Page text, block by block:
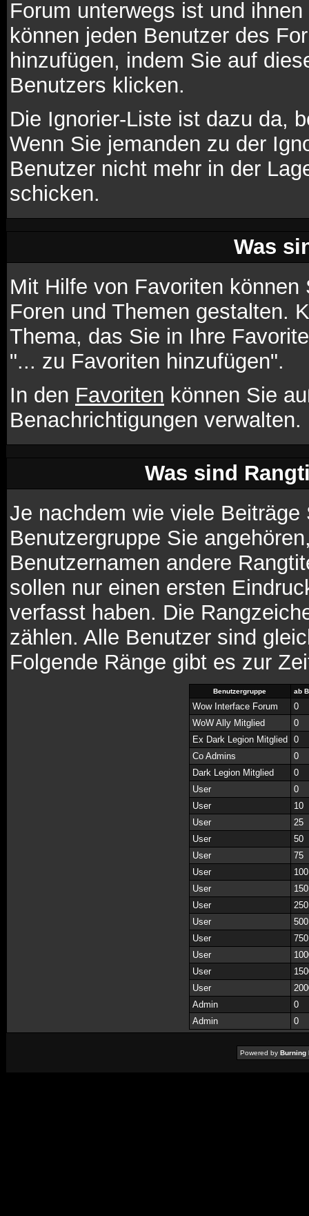
Forum unterwegs ist und
können jeden Benutzer des
hinzufügen, indem Sie auf
Benutzers klicken.
Die Ignorier-Liste ist dazu da,
Wenn Sie jemanden zu der
Benutzer nicht mehr in der
schicken.
Was
Mit Hilfe von Favoriten
Foren und Themen gestalten.
Thema, das Sie in Ihre
"... zu Favoriten hinzufügen".
In den Favoriten können Sie
Benachrichtigungen verwalten.
Was sind
Je nachdem wie viele
Benutzergruppe Sie
Benutzernamen andere
sollen nur einen ersten
verfasst haben. Die
zählen. Alle Benutzer sind
Folgende Ränge gibt es zur
Benutzergruppe ab
Wow Interface Forum
0
WoW Ally Mitglied
0
Ex Dark Legion Mitglied
0
Co Admins
0
Dark Legion Mitglied
0
User
0
User
10
User
25
User
50
User
75
User
100
User
150
User
250
User
500
User
750
User
User
User
Admin
0
Admin
0
Powered by Burning